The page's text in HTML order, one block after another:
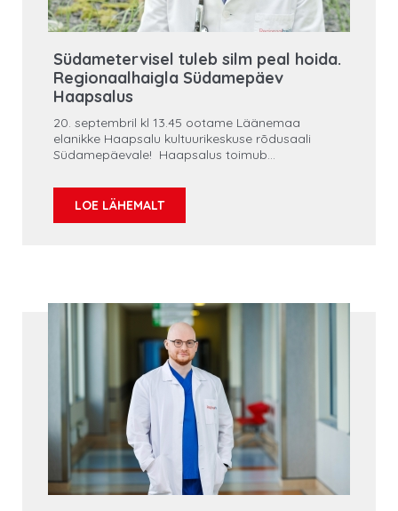
Südametervisel tuleb silm peal hoida.
Regionaalhaigla Südamepäev
Haapsalus
20. septembril kl 13.45 ootame Läänemaa
elanikke Haapsalu kultuurikeskuse rõdusaali
Südamepäevale! Haapsalus toimub
Regionaalhaigla kardioloogid ja kardioloogiaõed
annavad personaalset nõu, hindavad
veresoonkonna haiguseid.
LOE LÄHEMALT